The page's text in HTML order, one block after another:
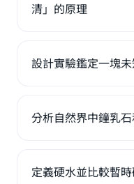
清」的原理
設計實驗鑑定一塊
分析自然界中鐘乳
定義硬水並比較暫